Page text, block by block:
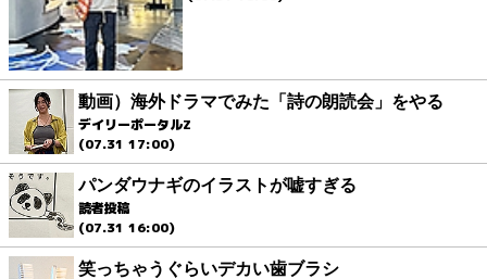
動画）海外ドラマでみた「詩の朗読会」をやる
デイリーポータルZ
(07.31 17:00)
パンダウナギのイラストが嘘すぎる
読者投稿
(07.31 16:00)
笑っちゃうぐらいデカい歯ブラシ